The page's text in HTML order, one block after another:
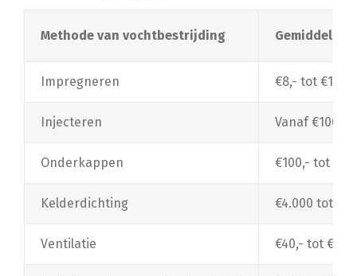
Methode van vochtbestrijding Gemiddelde
Impregneren €8,- tot €12,-
Injecteren Vanaf €100,-
Onderkappen €100,- tot
Kelderdichting €4.000 tot
Ventilatie €40,- tot